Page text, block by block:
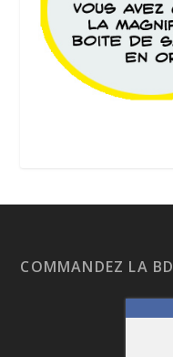
COMMANDEZ LA BD